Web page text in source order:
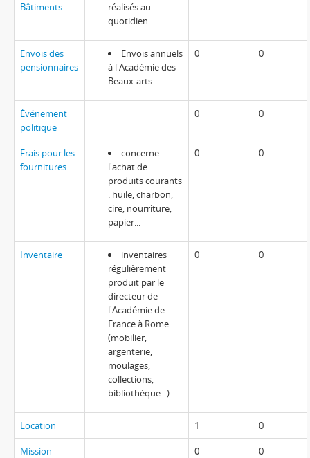
Bâtiments
réalisés au
quotidien
Envois des
pensionnaires
Envois annuels
à l'Académie des
Beaux-arts
0 0
Événement
politique
0 0
Frais pour les
fournitures
concerne
l'achat de
produits courants
: huile, charbon,
cire, nourriture,
papier...
0 0
Inventaire
inventaires
régulièrement
produit par le
directeur de
l'Académie de
France à Rome
(mobilier,
argenterie,
moulages,
collections,
bibliothèque...)
0 0
Location 1 0
Mission
0 0